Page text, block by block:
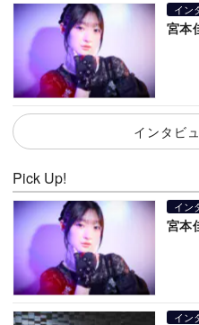
イン
宮本
インタビ
Pick Up!
イン
宮本
イン